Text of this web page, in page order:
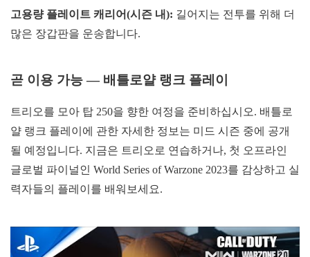
고용량 플레이트 캐리어(시즌 내): 길어지는 전투를 위해 더
많은 장갑판을 운송합니다.
곧 이용 가능 — 배틀로얄 랭크 플레이
트리오를 모아 탑 250을 향한 여정을 준비하십시오. 배틀로
얄 랭크 플레이에 관한 자세한 정보는 미드 시즌 중에 공개
될 예정입니다. 지금은 트리오로 연습하거나, 첫 오프라인
글로벌 파이널인 World Series of Warzone 2023를 감상하고 실
력자들의 플레이를 배워보세요.